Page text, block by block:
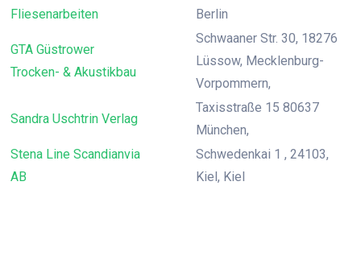
Fliesenarbeiten
Berlin
GTA Güstrower
Trocken- & Akustikbau
Schwaaner Str. 30, 18276
Lüssow, Mecklenburg-
Vorpommern,
Sandra Uschtrin Verlag
Taxisstraße 15 80637
München,
Stena Line Scandianvia
AB
Schwedenkai 1 , 24103,
Kiel, Kiel